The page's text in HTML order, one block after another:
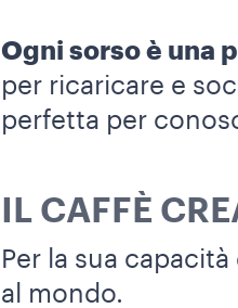
Ogni sorso è una
per ricaricare e
perfetta per
IL CAFFÈ
Per la sua
al mondo.